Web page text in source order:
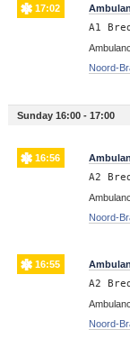
17:02
A1
Noord-
Sunday 16:00 - 17:00
16:56
A2
Noord-
16:55
A2
Noord-